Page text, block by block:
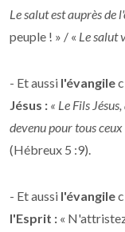
Le salut est auprès de
peuple ! » / « Le salut
- Et aussi l'évangile
Jésus : « Le Fils
devenu pour tous
(Hébreux 5 :9).
- Et aussi l'évangile
l'Esprit : «